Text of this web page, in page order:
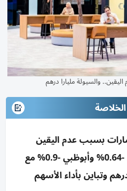
والسيولة مليارا درهم
الخلاصة
بسبب عدم اليقين
الجيوسياسي؛ دبي -0.64% وأبوظبي -0.9% مع
وتباين بأداء الأسهم